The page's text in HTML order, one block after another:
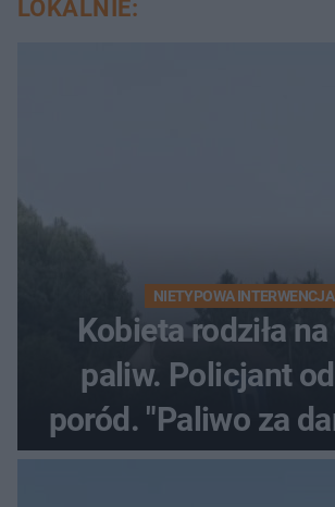
LOKALNIE:
NIETYPOWA INTERWENCJA
Kobieta rodziła
paliw. Policjant
poród. "Paliwo za
50 %!"